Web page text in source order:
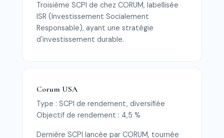
Troisième SCPI de chez CORUM, labellisée
ISR (Investissement Socialement
Responsable), ayant une stratégie
d'investissement durable.
Corum USA
Type : SCPI de rendement, diversifiée
Objectif de rendement : 4,5 %
Dernière SCPI lancée par CORUM, tournée